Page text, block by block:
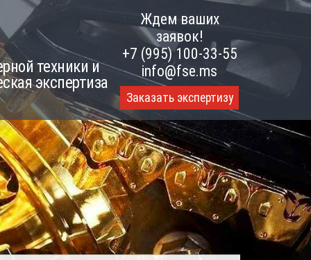
техники и
экспертиза
Ждем ваших
заявок!
+7 (995) 100-33-55
info@fse.ms
Заказать экспертизу